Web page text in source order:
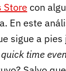
Store con
En este
sigue a
quick time